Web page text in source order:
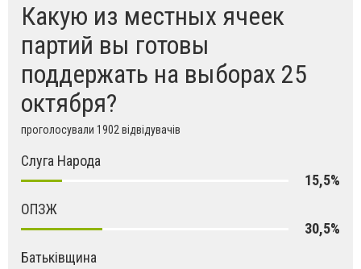
Какую из местных ячеек
партий вы готовы
поддержать на выборах 25
октября?
проголосували 1902 відвідувачів
Слуга Народа
15,5%
ОПЗЖ
30,5%
Батьківщина